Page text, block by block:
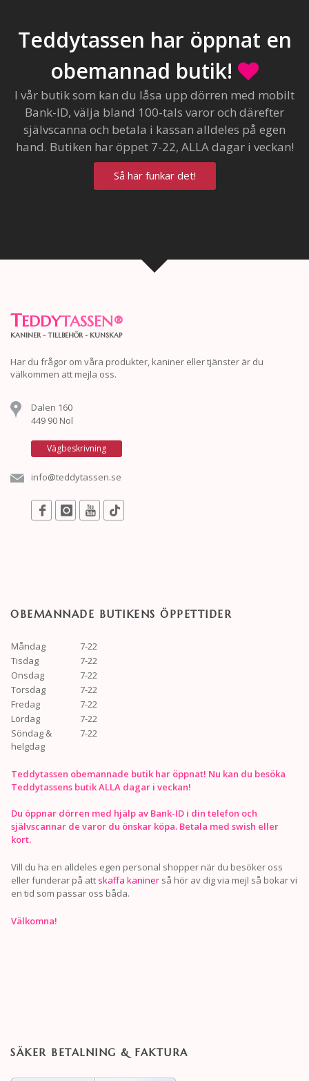
Teddytassen har öppnat en
obemannad butik!
I vår butik som kan du låsa upp dörren med mobilt
Bank-ID, välja bland 100-tals varor och därefter
självscanna och betala i kassan alldeles på egen
hand. Butiken har öppet 7-22, ALLA dagar i veckan!
Så här funkar det!
TEDDYTASSEN®
KANINER - TILLBEHÖR - KUNSKAP
Har du frågor om våra produkter, kaniner eller tjänster är du
välkommen att mejla oss.
Dalen 160
449 90 Nol
Vägbeskrivning
info@teddytassen.se
OBEMANNADE BUTIKENS ÖPPETTIDER
Måndag
7-22
Tisdag
7-22
Onsdag
7-22
Torsdag
7-22
Fredag
7-22
Lördag
7-22
Söndag &
helgdag
7-22
Teddytassen obemannade butik har öppnat! Nu kan du besöka
Teddytassens butik ALLA dagar i veckan!
Du öppnar dörren med hjälp av Bank-ID i din telefon och
självscannar de varor du önskar köpa. Betala med swish eller
kort.
Vill du ha en alldeles egen personal shopper när du besöker oss
eller funderar på att skaffa kaniner så hör av dig via mejl så bokar vi
en tid som passar oss båda.
Välkomna!
SÄKER BETALNING & FAKTURA